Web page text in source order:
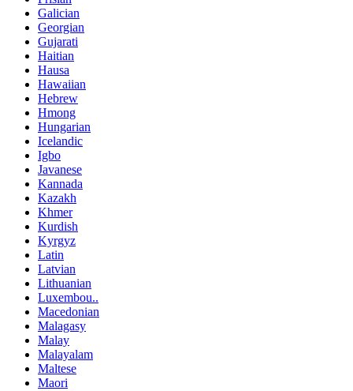
Galician
Georgian
Gujarati
Haitian
Hausa
Hawaiian
Hebrew
Hmong
Hungarian
Icelandic
Igbo
Javanese
Kannada
Kazakh
Khmer
Kurdish
Kyrgyz
Latin
Latvian
Lithuanian
Luxembou..
Macedonian
Malagasy
Malay
Malayalam
Maltese
Maori